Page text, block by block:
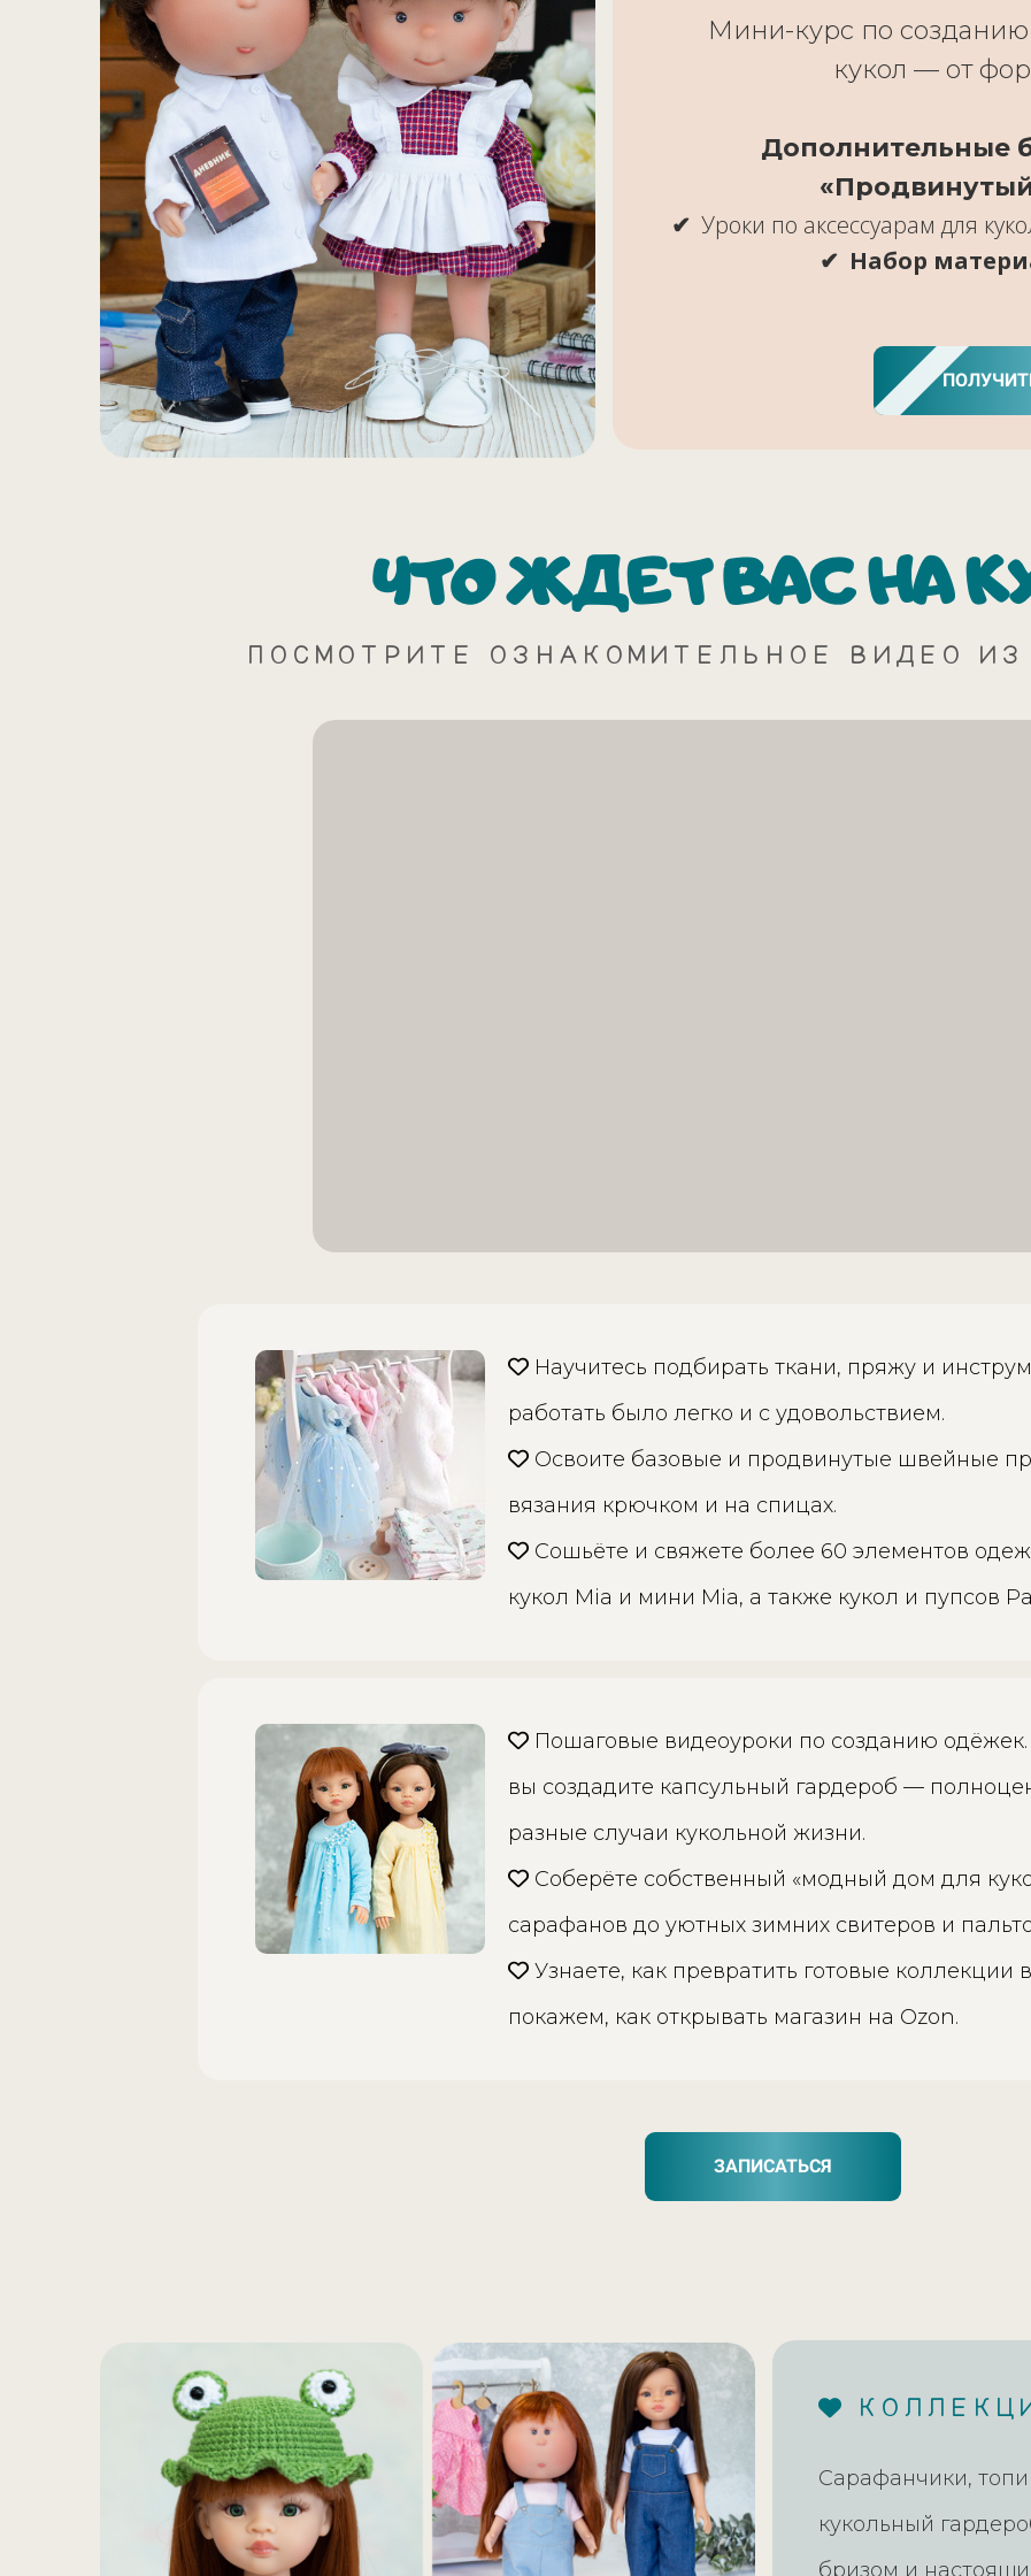
Мини-курс по
кукол — от
Дополнительные
Уроки по аксессуарам для
Набор
ЧТО ЖДЕТ ВАСНА
ПОСМОТРИТЕ ОЗНАКОМИТЕЛЬНОЕ ВИДЕО
Научитесь подбирать ткани, пряжу и
работать было легко и с удовольствием.
Освоите базовые и продвинутые швейные
вязания крючком и на спицах.
Сошьёте и свяжете более 60 элементов
кукол Mia и мини Мia, а также кукол и пупсов
Пошаговые видеоуроки по созданию
вы создадите капсульный гардероб —
разные случаи кукольной жизни.
Соберёте собственный «модный дом для
сарафанов до уютных зимних свитеров и
Узнаете, как превратить готовые
покажем, как открывать магазин на Ozon.
ЗАПИСАТЬСЯ
Сарафанчики,
кукольный
бризом и